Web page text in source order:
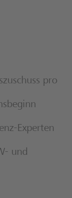
pro
Experten
und